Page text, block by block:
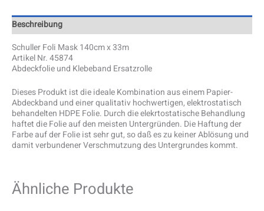
Beschreibung
Schuller Foli Mask 140cm x 33m
Artikel Nr. 45874
Abdeckfolie und Klebeband Ersatzrolle
Dieses Produkt ist die ideale Kombination aus einem Papier-
Abdeckband und einer qualitativ hochwertigen, elektrostatisch
behandelten HDPE Folie. Durch die elekrtostatische Behandlung
haftet die Folie auf den meisten Untergründen. Die Haftung der
Farbe auf der Folie ist sehr gut, so daß es zu keiner Ablösung und
damit verbundener Verschmutzung des Untergrundes kommt.
Ähnliche Produkte